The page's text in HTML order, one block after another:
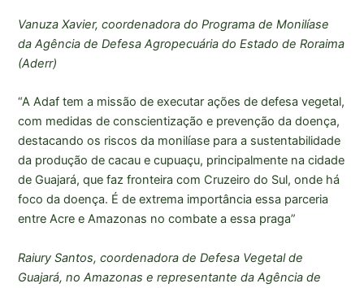
Vanuza Xavier, coordenadora do Programa de Monilíase
da Agência de Defesa Agropecuária do Estado de Roraima
(Aderr)
“A Adaf tem a missão de executar ações de defesa vegetal,
com medidas de conscientização e prevenção da doença,
destacando os riscos da monilíase para a sustentabilidade
da produção de cacau e cupuaçu, principalmente na cidade
de Guajará, que faz fronteira com Cruzeiro do Sul, onde há
foco da doença. É de extrema importância essa parceria
entre Acre e Amazonas no combate a essa praga”
Raiury Santos, coordenadora de Defesa Vegetal de
Guajará, no Amazonas e representante da Agência de